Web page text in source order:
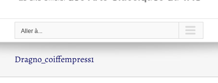
Aller à...
Dragno_coiffempress1